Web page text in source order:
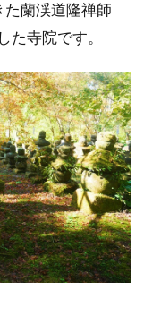
蘭渓道隆禅師
た寺院です。